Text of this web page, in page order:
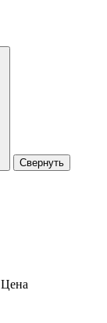
Свернуть
Цена